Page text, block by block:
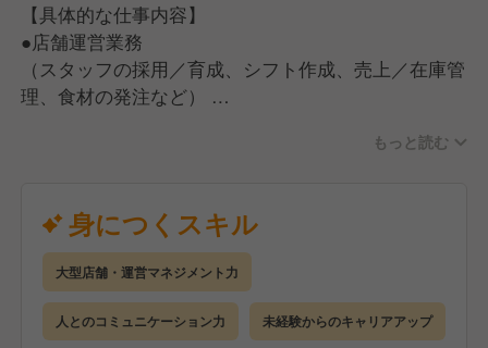
【具体的な仕事内容】
●店舗運営業務
（スタッフの採用／育成、シフト作成、売上／在庫管
理、食材の発注など）
（お客さま対応、ご案内、オーダー受付、料理、ドリ
【入社後の流れ】
手厚い研修とサポート体制を完備しているので、店舗
運営の経験がない方でも安心してスタートできます。
●座学研修（2日間）
企業や店舗について理解を深めていただきます。
●店舗研修（3カ月）
もっと読む
身につくスキル
大型店舗・運営マネジメント力
人とのコミュニケーション力 未経験からのキャリアアップ